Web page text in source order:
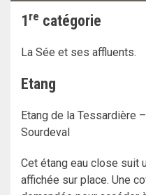
1 re catégorie
La Sée et ses affluents.
Etang
Etang de la Tessardière
Sourdeval
Cet étang eau close suit
affichée sur place. Une